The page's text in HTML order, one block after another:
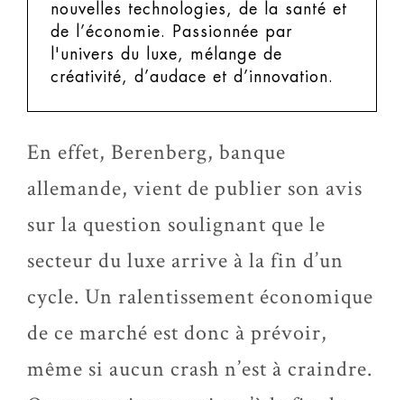
nouvelles technologies, de la santé et
de l’économie. Passionnée par
l'univers du luxe, mélange de
créativité, d’audace et d’innovation.
En effet, Berenberg, banque
allemande, vient de publier son avis
sur la question soulignant que le
secteur du luxe arrive à la fin d’un
cycle. Un ralentissement économique
de ce marché est donc à prévoir,
même si aucun crash n’est à craindre.